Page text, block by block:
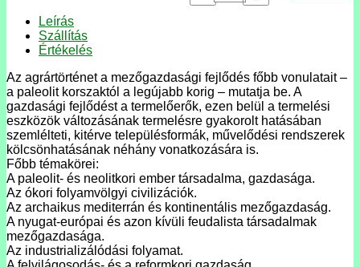
Leírás
Szállítás
Értékelés
Az agrártörténet a mezőgazdasági fejlődés főbb vonulatait –
a paleolit korszaktól a legújabb korig – mutatja be. A
gazdasági fejlődést a termelőerők, ezen belül a termelési
eszközök változásának termelésre gyakorolt hatásában
szemlélteti, kitérve településformák, művelődési rendszerek
kölcsönhatásának néhány vonatkozására is.
Főbb témakörei:
A paleolit- és neolitkori ember társadalma, gazdasága.
Az ókori folyamvölgyi civilizációk.
Az archaikus mediterrán és kontinentális mezőgazdaság.
A nyugat-európai és azon kívüli feudalista társadalmak
mezőgazdasága.
Az industrializálódási folyamat.